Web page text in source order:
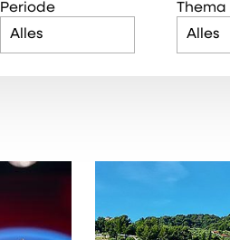
Periode Thema